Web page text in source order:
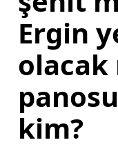
Ergin
olacak
kim?